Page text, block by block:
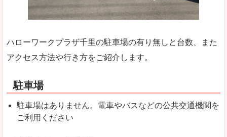
ハローワークプラザ千里の駐車場の有り無しと台数、また
アクセス方法や行き方をご紹介します。
駐車場
駐車場はありません。電車やバスなどの公共交通機関を
ご利用ください